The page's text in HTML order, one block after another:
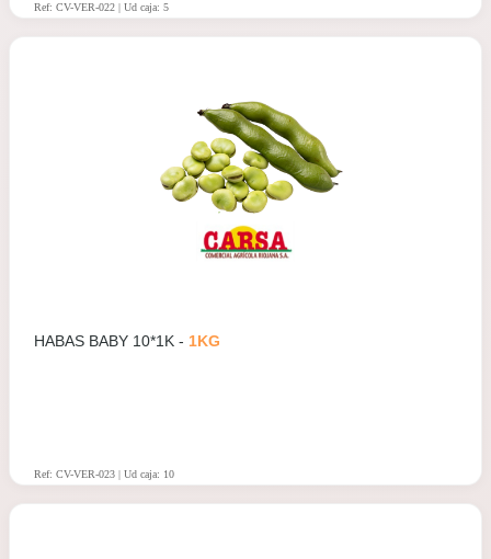
Ref: CV-VER-022 | Ud caja: 5
HABAS BABY 10*1K - 1KG
Ref: CV-VER-023 | Ud caja: 10